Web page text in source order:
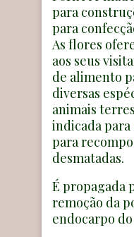
para
para
As flores
aos seus
de alimento
diversas
animais
indicada para
para
desmatadas.
É propagada
remoção da
endocarpo